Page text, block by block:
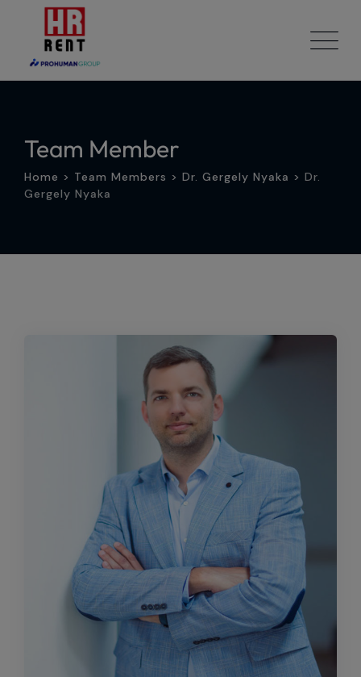
Team Member
Home > Team Members > Dr. Gergely Nyaka > Dr.
Gergely Nyaka